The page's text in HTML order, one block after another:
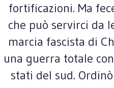
fortificazioni. Ma
che può servirci da
marcia fascista di
una guerra totale
stati del sud.